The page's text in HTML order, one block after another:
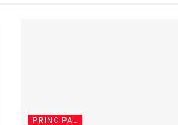
PRINCIPAL